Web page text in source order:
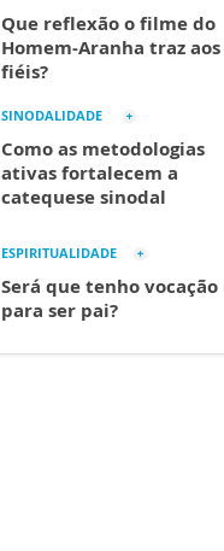
Que reflexão o filme do
Homem-Aranha traz aos
fiéis?
SINODALIDADE
Como as metodologias
ativas fortalecem a
catequese sinodal
ESPIRITUALIDADE
Será que tenho vocação
para ser pai?